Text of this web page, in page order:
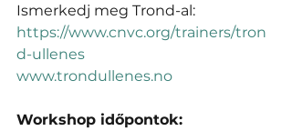
Ismerkedj meg Trond-al:
https://www.cnvc.org/trainers/tron
d-ullenes
www.trondullenes.no
Workshop időpontok: